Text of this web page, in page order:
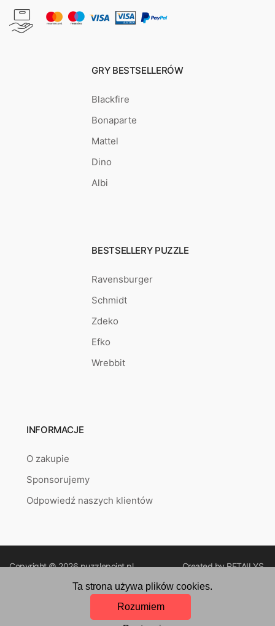
GRY BESTSELLERÓW
Blackfire
Bonaparte
Mattel
Dino
Albi
BESTSELLERY PUZZLE
Ravensburger
Schmidt
Zdeko
Efko
Wrebbit
INFORMACJE
O zakupie
Sponsorujemy
Odpowiedź naszych klientów
Copyright © 2026puzzlepoint.pl Created byRETAILYS.
Ta strona używa plików cookies.
Rozumiem